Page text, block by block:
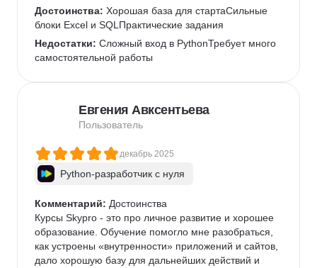
Достоинства: Хорошая база для стартаСильные
блоки Excel и SQLПрактические задания
Недостатки: Сложный вход в PythonТребует много
самостоятельной работы
Евгения Авксентьева
Пользователь
декабрь 2025
Python-разработчик с нуля
Комментарий: Достоинства
Курсы Skypro - это про личное развитие и хорошее
образование. Обучение помогло мне разобраться,
как устроены «внутренности» приложений и сайтов,
дало хорошую базу для дальнейших действий и